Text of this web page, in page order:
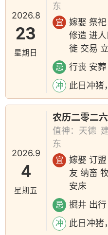
2026.8
23
星期日
东
宜 嫁娶 祭
修造 进
徙 交易
忌 行丧 安
冲 此日冲猪
2026.9
4
星期五
农历二零二
值神：天德
东
宜 嫁娶 订
友 纳畜
安床
忌 掘井 出
冲 此日冲猪